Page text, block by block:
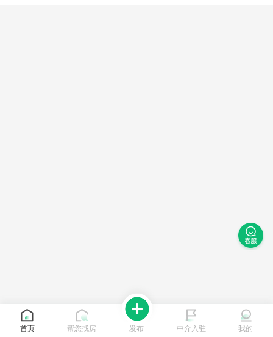
首页 帮您找房 发布 中介入驻 我的